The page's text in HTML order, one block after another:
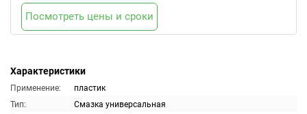
Характеристики
Применение:
пластик
Тип:
Смазка универсальная
Посмотреть цены и сроки